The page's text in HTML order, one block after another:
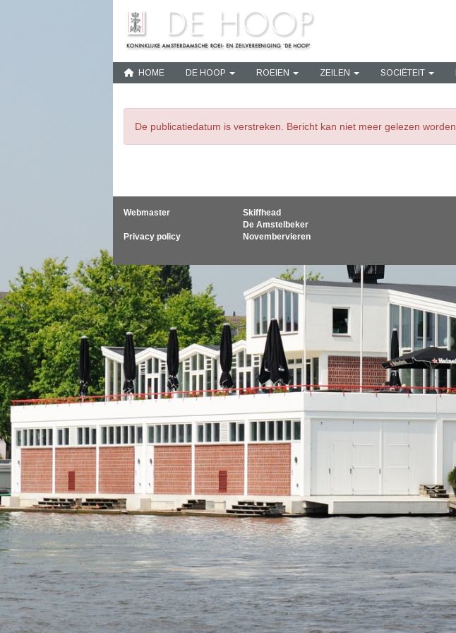
HOME DE HOOP ROEIEN ZEILEN SOCIËTEIT
De publicatiedatum is verstreken. Bericht kan niet meer gelezen worden.
Webmaster
Privacy policy
Skiffhead
De Amstelbeker
Novembervieren